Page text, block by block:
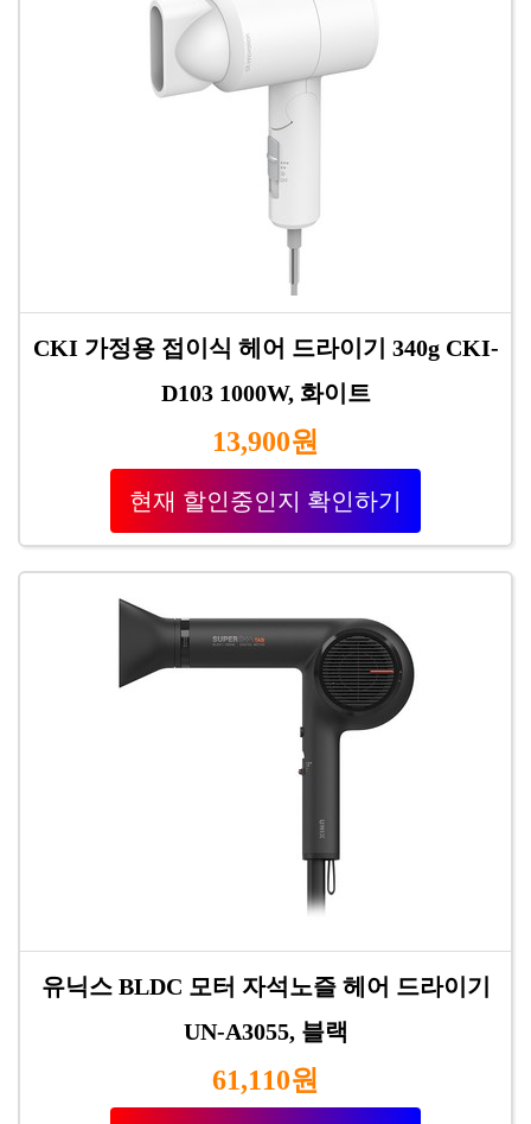
CKI 가정용 접이식 헤어 드라이기 340g CKI-
D103 1000W, 화이트
13,900원
현재 할인중인지 확인하기
유닉스 BLDC 모터 자석노즐 헤어 드라이기
UN-A3055, 블랙
61,110원